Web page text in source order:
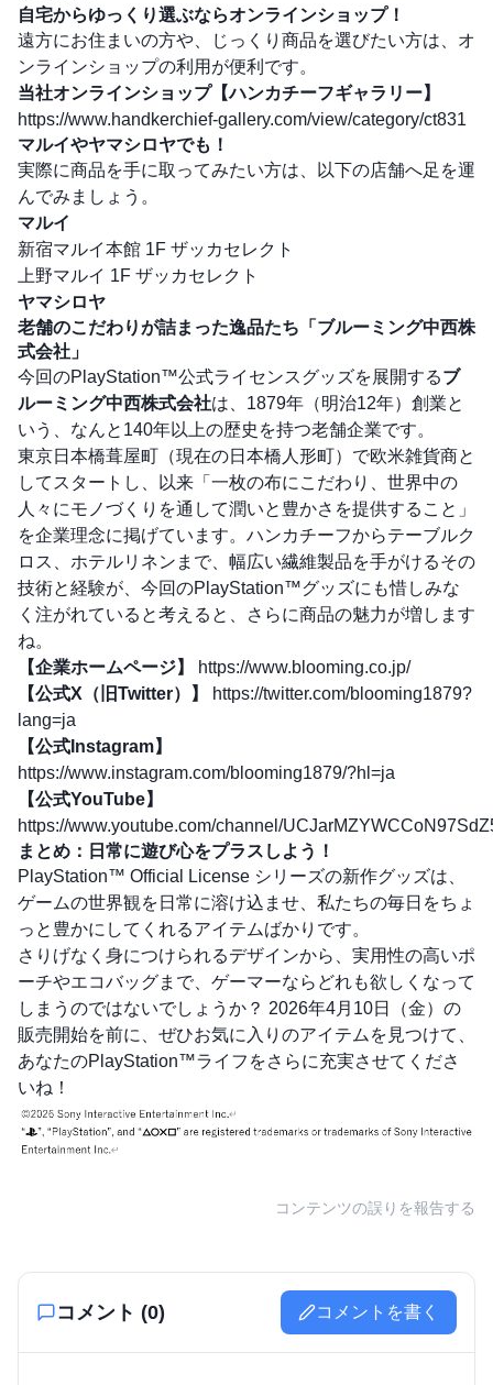
自宅からゆっくり選ぶならオンラインショップ！
遠方にお住まいの方や、じっくり商品を選びたい方は、オ
ンラインショップの利用が便利です。
当社オンラインショップ【ハンカチーフギャラリー】
https://www.handkerchief-gallery.com/view/category/ct831
マルイやヤマシロヤでも！
実際に商品を手に取ってみたい方は、以下の店舗へ足を運
んでみましょう。
マルイ
新宿マルイ本館 1F ザッカセレクト
上野マルイ 1F ザッカセレクト
ヤマシロヤ
老舗のこだわりが詰まった逸品たち「ブルーミング中西株
式会社」
今回のPlayStation™公式ライセンスグッズを展開するブ
ルーミング中西株式会社は、1879年（明治12年）創業と
いう、なんと140年以上の歴史を持つ老舗企業です。
東京日本橋葺屋町（現在の日本橋人形町）で欧米雑貨商と
してスタートし、以来「一枚の布にこだわり、世界中の
人々にモノづくりを通して潤いと豊かさを提供すること」
を企業理念に掲げています。ハンカチーフからテーブルク
ロス、ホテルリネンまで、幅広い繊維製品を手がけるその
技術と経験が、今回のPlayStation™グッズにも惜しみな
く注がれていると考えると、さらに商品の魅力が増します
ね。
【企業ホームページ】
https://www.blooming.co.jp/
【公式X（旧Twitter）】
https://twitter.com/blooming1879?
lang=ja
【公式Instagram】
https://www.instagram.com/blooming1879/?hl=ja
【公式YouTube】
https://www.youtube.com/channel/
まとめ：日常に遊び心をプラスしよう！
PlayStation™ Official License シリーズの新作グッズは、
ゲームの世界観を日常に溶け込ませ、私たちの毎日をちょ
っと豊かにしてくれるアイテムばかりです。
さりげなく身につけられるデザインから、実用性の高いポ
ーチやエコバッグまで、ゲーマーならどれも欲しくなって
しまうのではないでしょうか？ 2026年4月10日（金）の
販売開始を前に、ぜひお気に入りのアイテムを見つけて、
あなたのPlayStation™ライフをさらに充実させてくださ
いね！
コンテンツの誤りを報告する
コメント (0) コメントを書く